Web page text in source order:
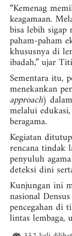
“Kemenag
keagamaan.
bisa lebih sigap
paham-paham
khususnya di
ibadah,” ujar
Sementara itu,
menekankan
approach)
melalui
beragama.
Kegiatan
rencana tindak
penyuluh
deteksi dini
Kunjungan ini
nasional
pencegahan di
lintas lembaga,